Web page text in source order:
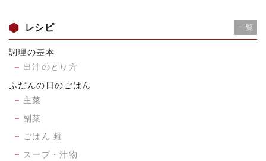
レシピ 一覧
調理の基本
出汁のとり方
ふだんの日のごはん
主菜
副菜
ごはん 麺
スープ・汁物